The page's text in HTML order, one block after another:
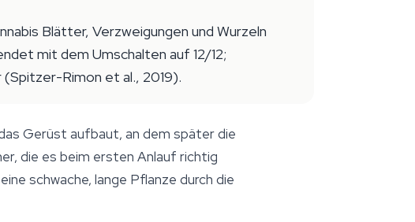
Blätter, Verzweigungen und Wurzeln
mit dem Umschalten auf 12/12;
Rimon et al., 2019).
Gerüst aufbaut, an dem später die
die es beim ersten Anlauf richtig
schwache, lange Pflanze durch die